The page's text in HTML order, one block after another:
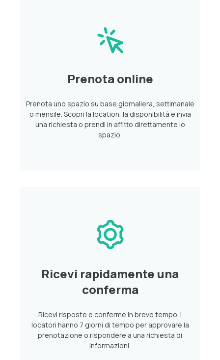
Prenota online
Prenota uno spazio su base giornaliera, settimanale
o mensile. Scopri la location, la disponibilità e invia
una richiesta o prendi in affitto direttamente lo
spazio.
Ricevi rapidamente una
conferma
Ricevi risposte e conferme in breve tempo. I
locatori hanno 7 giorni di tempo per approvare la
prenotazione o rispondere a una richiesta di
informazioni.